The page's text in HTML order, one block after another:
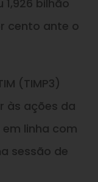
bilhão
cento ante o
(TIMP3)
às ações da
linha com
sessão de